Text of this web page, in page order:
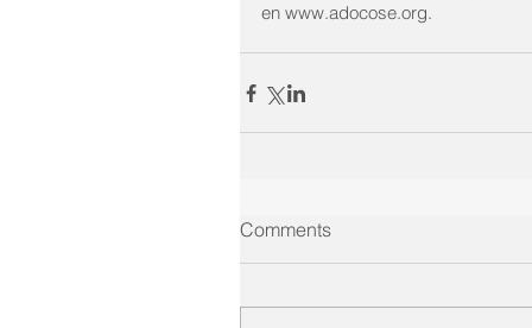
en www.adocose.org.
Comments